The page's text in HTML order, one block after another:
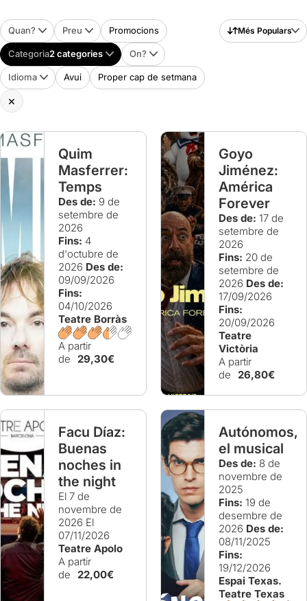
Quan? Preu Promocions
Categoria2 categories On?
Idioma Avui Proper cap de setmana
×
Més Populars
Quim
Masferrer:
Temps
Des de: 9 de
setembre de
2026
Fins: 4
d'octubre de
2026 Des de:
09/09/2026
Fins:
04/10/2026
Teatre Borràs
A partir
de
29,30€
Goyo
Jiménez:
América
Forever
Des de: 17 de
setembre de
2026
Fins: 20 de
setembre de
2026 Des de:
17/09/2026
Fins:
20/09/2026
Teatre
Victòria
A partir
de
26,80€
Facu Díaz:
Buenas
noches in
the night
El 7 de
novembre de
2026 El
07/11/2026
Teatre Apolo
A partir
de
22,00€
Autónomos,
el musical
Des de: 8 de
novembre de
2025
Fins: 19 de
desembre de
2026 Des de:
08/11/2025
Fins:
19/12/2026
Espai Texas.
Teatre Texas